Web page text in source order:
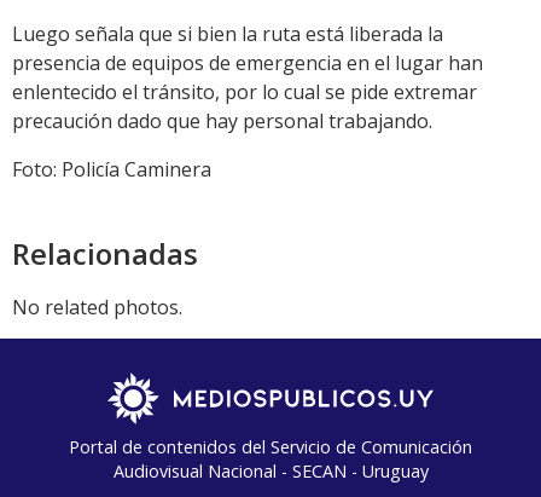
Luego señala que si bien la ruta está liberada la
presencia de equipos de emergencia en el lugar han
enlentecido el tránsito, por lo cual se pide extremar
precaución dado que hay personal trabajando.
Foto: Policía Caminera
Relacionadas
No related photos.
Portal de contenidos del Servicio de Comunicación
Audiovisual Nacional - SECAN - Uruguay